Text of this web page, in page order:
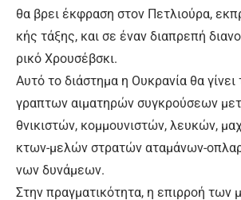
θα βρει έκ­φρα­ση στον Πε­τλιού­ρα,
κής τά­ξης, και σε έ­ναν δια­πρε­πή
ρι­κό Χρου­σέβ­σκι.
Αυ­τό το διά­στη­μα η Ου­κρα­νί­α θα
γρα­πτων αι­μα­τη­ρών συ­γκρού­σε­ων
θνι­κι­στών, κομ­μου­νι­στών, λευ­κών,
κτων-με­λών στρα­τών α­τα­μά­νων-
νων δυ­νά­με­ων.
Στην πραγ­μα­τι­κό­τη­τα, η ε­πιρ­ρο­ή των